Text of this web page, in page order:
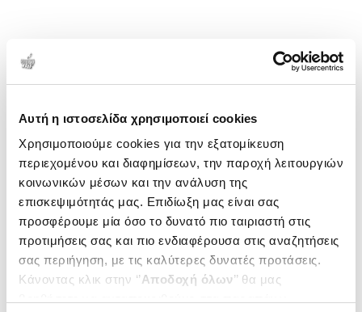
Αυτή η ιστοσελίδα χρησιμοποιεί cookies
Χρησιμοποιούμε cookies για την εξατομίκευση
περιεχομένου και διαφημίσεων, την παροχή λειτουργιών
κοινωνικών μέσων και την ανάλυση της
επισκεψιμότητάς μας. Επιδίωξη μας είναι σας
προσφέρουμε μία όσο το δυνατό πιο ταιριαστή στις
προτιμήσεις σας και πιο ενδιαφέρουσα στις αναζητήσεις
σας περιήγηση, με τις καλύτερες δυνατές προτάσεις.
Κάνοντας κλικ στην ‘’Αποδοχή όλων’’ θα μας